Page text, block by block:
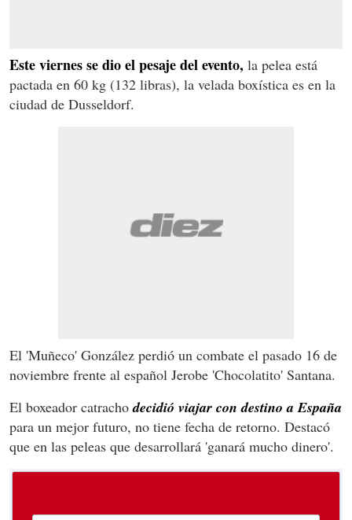
Este viernes se dio el pesaje del evento, la pelea está
pactada en 60 kg (132 libras), la velada boxística es en la
ciudad de Dusseldorf.
El 'Muñeco' González perdió un combate el pasado 16 de
noviembre frente al español Jerobe 'Chocolatito' Santana.
El boxeador catrachodecidió viajar con destino a España
para un mejor futuro, no tiene fecha de retorno. Destacó
que en las peleas que desarrollará 'ganará mucho dinero'.